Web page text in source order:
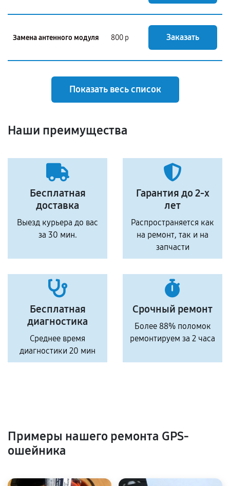
Замена антенного модуля 800 р Заказать
Показать весь список
Наши преимущества
Бесплатная
доставка
Выезд курьера до вас
за 30 мин.
Гарантия до 2-х
лет
Распространяется как
на ремонт, так и на
запчасти
Бесплатная
диагностика
Среднее время
диагностики 20 мин
Срочный ремонт
Более 88% поломок
ремонтируем за 2 часа
Примеры нашего ремонта GPS-
ошейника